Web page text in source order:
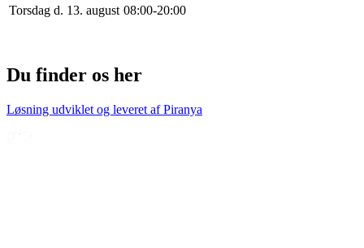
Torsdag d. 13. august 08:00-20:00
Du finder os her
Løsning udviklet og leveret afPiranya